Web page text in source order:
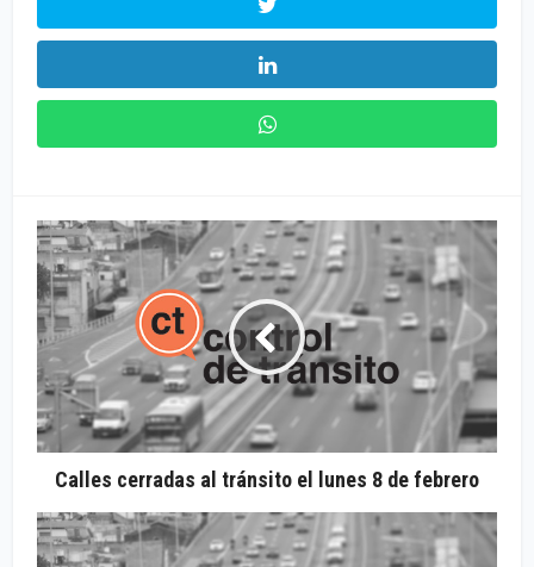
Calles cerradas al tránsito el lunes 8 de febrero